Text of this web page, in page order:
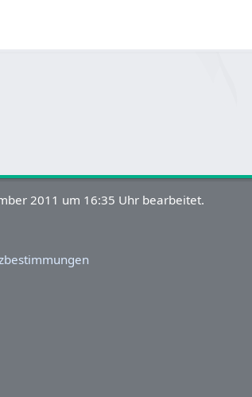
2011 um 16:35 Uhr bearbeitet.